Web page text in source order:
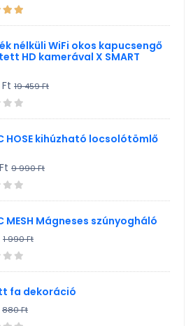
nélküli WiFi okos kapucsengő
HD kamerával X SMART
19 459 Ft
HOSE kihúzható locsolótömlő
9 990 Ft
MESH Mágneses szúnyogháló
1 990 Ft
fa dekoráció
880 Ft